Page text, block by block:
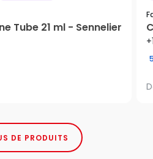
Tube 21 ml - Sennelier
DE PRODUITS